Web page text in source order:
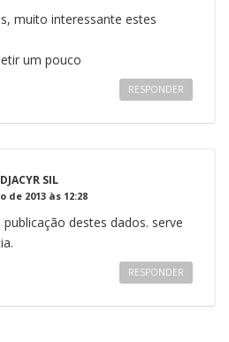
muito interessante estes
um pouco
RESPONDER
SIL
de 2013 às 12:28
publicação destes dados. serve
RESPONDER